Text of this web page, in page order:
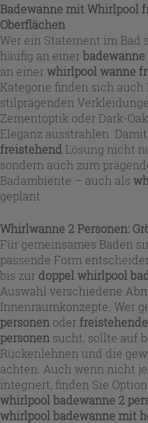
Badewanne mit Whirlpool
Oberflächen
Wer ein Statement im Bad
häufig an einer
an einerwhirlpool wanne
Kategorie finden sich
stilprägenden
Zementoptik oder Dark-
Eleganz ausstrahlen.
freistehend Lösung nicht
sondern auch zum
Badambiente – auch als
geplant.
Whirlwanne 2 Personen:
Für gemeinsames Baden
passende Form
bis zur doppel whirlpool
Auswahl verschiedene
Innenraumkonzepte. Wer
personen oder
personen sucht, sollte auf
Rückenlehnen und die
achten. Auch wenn nicht
integriert, finden Sie
whirlpool badewanne 2
whirlpool badewanne mit